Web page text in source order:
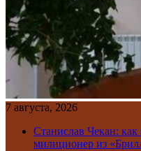
7 августа, 2026
Станислав Чекан: как
милиционер из